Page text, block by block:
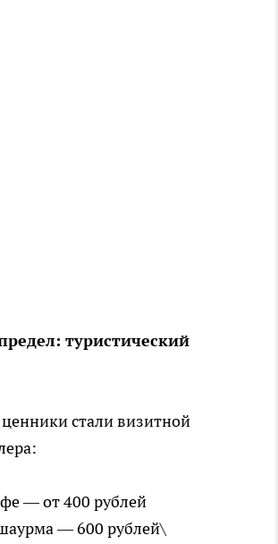
туристический
стали визитной
— от 400 рублей
— 600 рублей\